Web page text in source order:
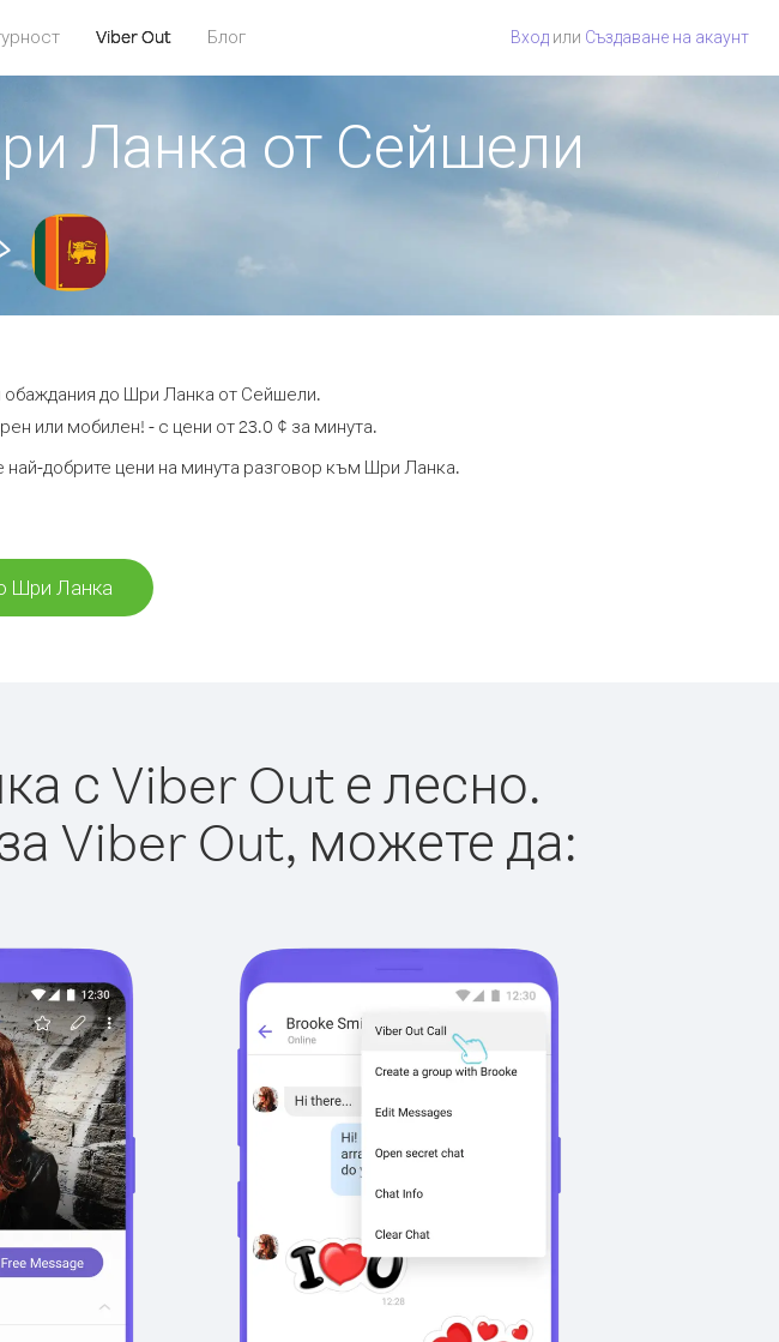
Viber Out Блог Вход или Създаване на акаунт
Ланка от Сейшели
обаждания до Шри Ланка от Сейшели.
или мобилен! - с цени от 23.0 ¢ за минута.
най-добрите цени на минута разговор към Шри Ланка.
Шри Ланка
с Viber Out е лесно.
Viber Out, можете да: